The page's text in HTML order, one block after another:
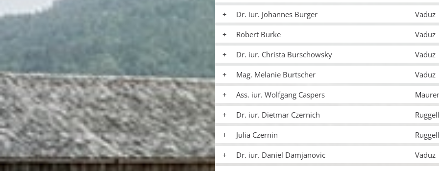
Dr. iur. Johannes Burger Vaduz
Robert Burke Vaduz
Dr. iur. Christa Burschowsky Vaduz
Mag. Melanie Burtscher Vaduz
Ass. iur. Wolfgang Caspers
Dr. iur. Dietmar Czernich Ruggell
Julia Czernin Ruggell
Dr. iur. Daniel Damjanovic Vaduz